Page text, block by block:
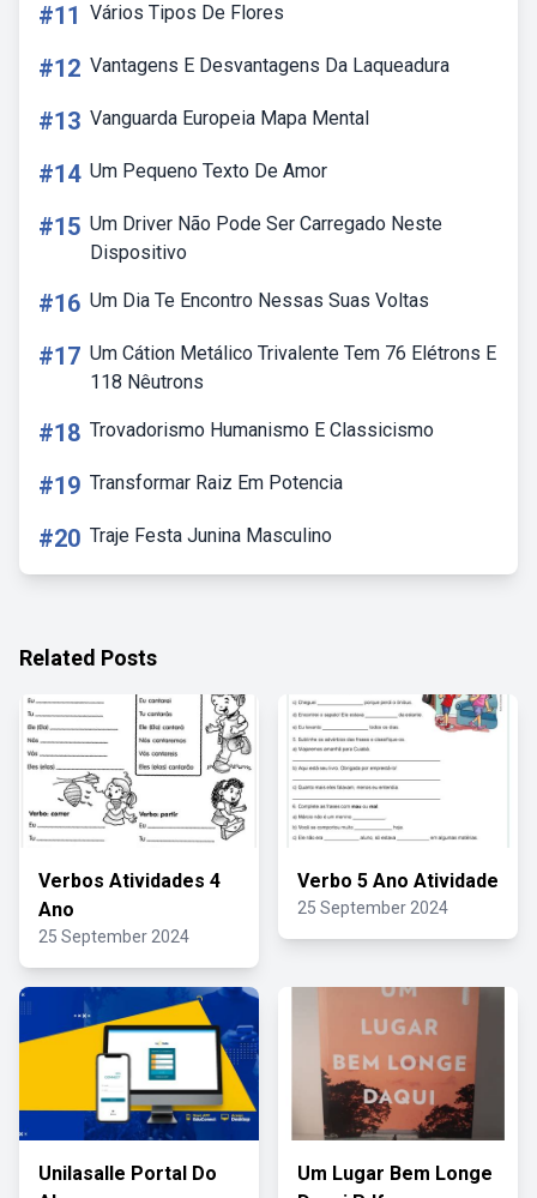
#11 Vários Tipos De Flores
#12 Vantagens E Desvantagens Da Laqueadura
#13 Vanguarda Europeia Mapa Mental
#14 Um Pequeno Texto De Amor
#15 Um Driver Não Pode Ser Carregado Neste
Dispositivo
#16 Um Dia Te Encontro Nessas Suas Voltas
#17 Um Cátion Metálico Trivalente Tem 76 Elétrons E
118 Nêutrons
#18 Trovadorismo Humanismo E Classicismo
#19 Transformar Raiz Em Potencia
#20 Traje Festa Junina Masculino
Related Posts
Verbos Atividades 4
Ano
25 September 2024
Verbo 5 Ano Atividade
25 September 2024
Unilasalle Portal Do
Um Lugar Bem Longe